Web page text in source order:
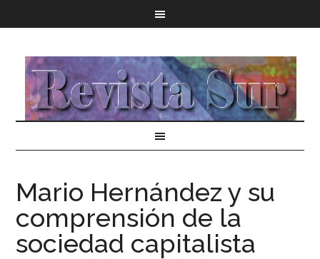
Mario Hernández y su
comprensión de la
sociedad capitalista